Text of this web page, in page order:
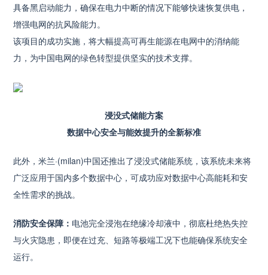
具备黑启动能力，确保在电力中断的情况下能够快速恢复供电，
增强电网的抗风险能力。
该项目的成功实施，将大幅提高可再生能源在电网中的消纳能
力，为中国电网的绿色转型提供坚实的技术支撑。
浸没式储能方案
数据中心安全与能效提升的全新标准
此外，米兰·(milan)中国还推出了浸没式储能系统，该系统未来将
广泛应用于国内多个数据中心，可成功应对数据中心高能耗和安
全性需求的挑战。
消防安全保障： 电池完全浸泡在绝缘冷却液中，彻底杜绝热失控
与火灾隐患，即便在过充、短路等极端工况下也能确保系统安全
运行。